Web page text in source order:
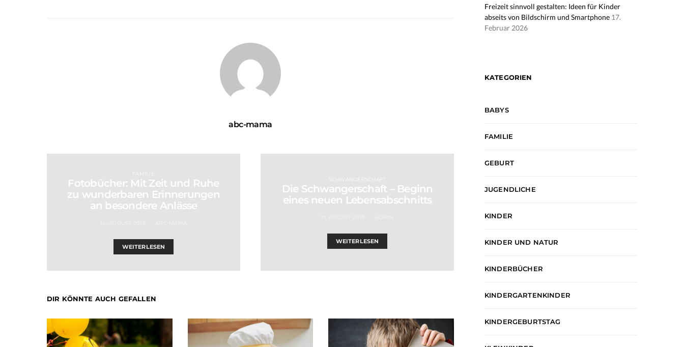
abc-mama
FAMILIE
Fotobücher: Mit Zeit und Ruhe
zu wunderbaren Erinnerungen
an besondere Anlässe
WEITERLESEN
SCHWANGERSCHAFT
Die Schwangerschaft – Beginn
eines neuen Lebensabschnitts
WEITERLESEN
DIR KÖNNTE AUCH GEFALLEN
Freizeit sinnvoll gestalten: Ideen für Kinder
abseits von Bildschirm und Smartphone 17.
Februar 2026
KATEGORIEN
BABYS
FAMILIE
GEBURT
JUGENDLICHE
KINDER
KINDER UND NATUR
KINDERBÜCHER
KINDERGARTENKINDER
KINDERGEBURTSTAG